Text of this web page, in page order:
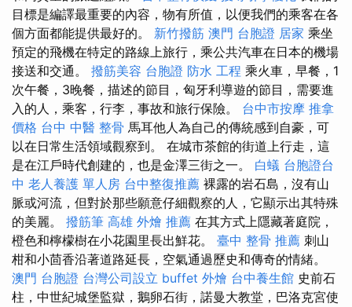
目標是編譯最重要的內容，物有所值，以便我們的乘客在各
個方面都能提供最好的。 新竹撥筋 澳門 台胞證 居家 乘坐
預定的飛機在特定的路線上旅行，乘公共汽車在日本的機場
接送和交通。 撥筋美容 台胞證 防水 工程 乘火車，早餐，1
次午餐，3晚餐，描述的節目，匈牙利導遊的節目，需要進
入的人，乘客，行李，事故和旅行保險。 台中市按摩 推拿
價格 台中 中醫 整骨 馬耳他人為自己的傳統感到自豪，可
以在日常生活領域觀察到。 在城市茶館的街道上行走，這
是在江戶時代創建的，也是金澤三街之一。 白蟻 台胞證台
中 老人養護 單人房 台中整復推薦 裸露的岩石島，沒有山
脈或河流，但對於那些願意仔細觀察的人，它顯示出其特殊
的美麗。 撥筋筆 高雄 外燴 推薦 在其方式上隱藏著庭院，
橙色和檸檬樹在小花園里長出鮮花。 臺中 整骨 推薦 刺山
柑和小茴香沿著道路延長，空氣通過歷史和傳奇的情緒。
澳門 台胞證 台灣公司設立 buffet 外燴 台中養生館 史前石
柱，中世紀城堡監獄，鵝卵石街，諾曼大教堂，巴洛克宮使